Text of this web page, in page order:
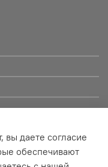
публичной офертой
материалы данного
вы даете согласие
обеспечивают